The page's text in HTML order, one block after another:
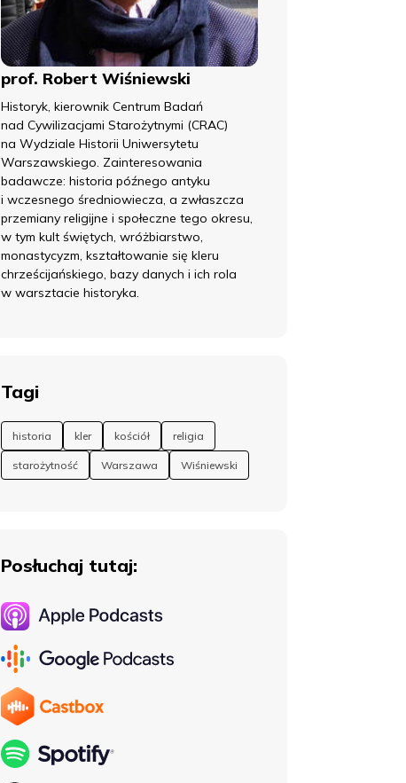
prof. Robert Wiśniewski
Historyk, kierownik Centrum Badań
nad Cywilizacjami Starożytnymi (CRAC)
na Wydziale Historii Uniwersytetu
Warszawskiego. Zainteresowania
badawcze: historia późnego antyku
i wczesnego średniowiecza, a zwłaszcza
przemiany religijne i społeczne tego okresu,
w tym kult świętych, wróżbiarstwo,
monastycyzm, kształtowanie się kleru
chrześcijańskiego, bazy danych i ich rola
w warsztacie historyka.
Tagi
historia kler kościół religia
starożytność Warszawa Wiśniewski
Posłuchaj tutaj: